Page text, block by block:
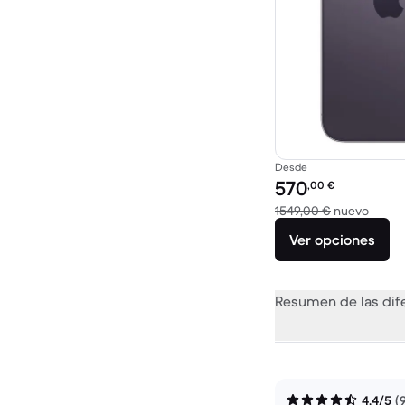
Desde
Precio reacondicionado:
570,00 €
1549,00 € nuevoEl
Ver opciones
Resumen de las
4,4/5